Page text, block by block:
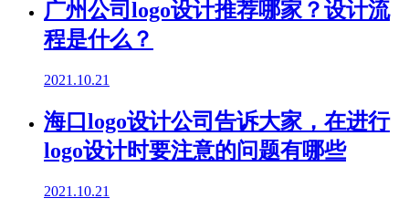
广州公司logo设计推荐哪家？设计流
程是什么？
2021.10.21
海口logo设计公司告诉大家，在进行
logo设计时要注意的问题有哪些
2021.10.21